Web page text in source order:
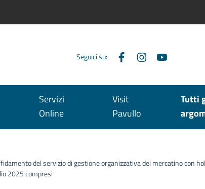
Seguici su: FacebookInstagram
Servizi
Online
Visit
Pavullo
Tutti
del servizio di gestione organizzativa del mercatino con
2025 compresi